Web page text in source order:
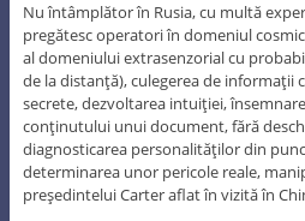
Nu întâmplător în Rusia, cu multă
pregătesc operatori în domeniul
al domeniului extrasenzorial cu
de la distanţă), culegerea de informaţii
secrete, dezvoltarea intuiţiei,
conţinutului unui document, fără
diagnosticarea personalităţilor din
determinarea unor pericole reale,
preşedintelui Carter aflat în vizită în